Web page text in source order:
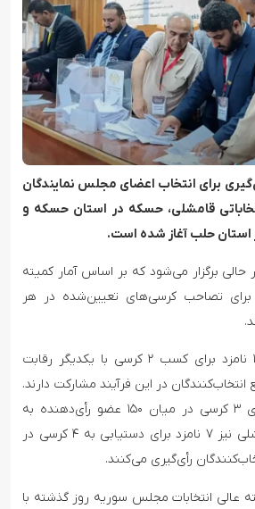
برای انتخاب اعضای مجلس نمایندگان
قامشلی، حسکه در استان حسکه و
استان حلب آغاز شده است.
حالی برگزار می‌شود که بر اساس آمار کمیته
برای تصاحب کرسی‌های تعیین‌شده در هر
در حوزه عین العرب، ۱۲ نامزد برای کسب ۲ کرسی با یکدیگر رقابت
عضو مجمع انتخاب‌کنندگان در این فرآیند مشارکت دارند.
در حسکه، ۱۳ نامزد برای ۳ کرسی در میان ۱۵۰ عضو رأی‌دهنده به
میدان آمده‌اند. در قامشلی نیز ۷ نامزد برای دستیابی به ۴ کرسی در
عالی انتخابات مجلس سوریه روز گذشته با